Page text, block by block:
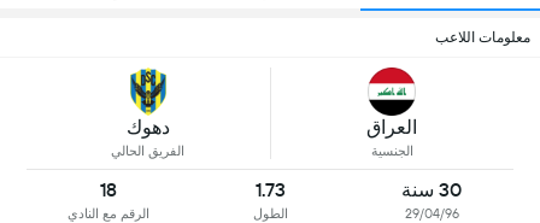
معلومات اللاعب
العراق
الجنسية
دهوك
الفريق الحالي
30 سنة
29/04/96
1.73
الطول
18
الرقم مع النادي